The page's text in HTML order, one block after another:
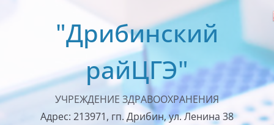
содержимому"Дрибинский
райЦГЭ"
УЧРЕЖДЕНИЕ ЗДРАВООХРАНЕНИЯ
Адрес: 213971, гп. Дрибин, ул. Ленина 38